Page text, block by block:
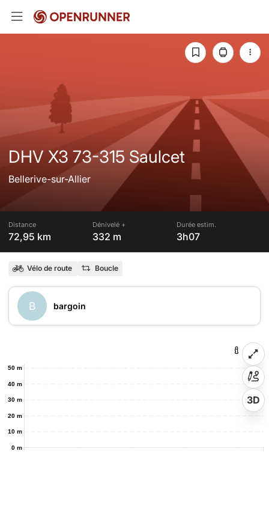
DHV X3 73-315 Saulcet
Bellerive-sur-Allier
Distance
72,95 km
Dénivelé +
332 m
Durée estim.
3h07
Vélo de route Boucle
B bargoin
0 m
10 m
20 m
30 m
40 m
50 m
3D